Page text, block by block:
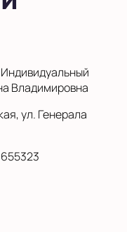
Индивидуальный
Владимировна
ул. Генерала